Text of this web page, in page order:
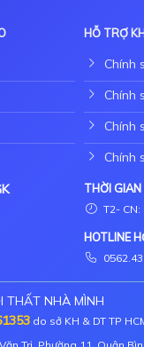
HỖ TRỢ
Chính
Chính
Chính
Chính
THỜI
T2- CN:
HOTLINE
THẤT NHÀ MÌNH
do sở KH & DT TP